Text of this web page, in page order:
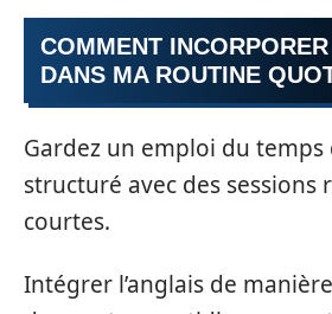
COMMENT
DANS MA ROUTINE
Gardez un emploi du temps
structuré avec des sessions
courtes.
Intégrer l’anglais de